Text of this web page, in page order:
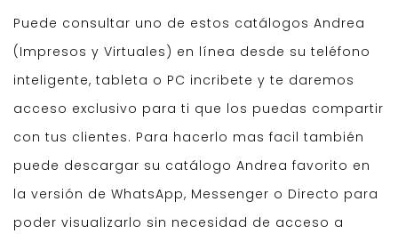
Puede consultar uno de estos catálogos Andrea
(Impresos y Virtuales) en línea desde su teléfono
inteligente, tableta o PC incribete y te daremos
acceso exclusivo para ti que los puedas compartir
con tus clientes. Para hacerlo mas facil también
puede descargar su catálogo Andrea favorito en
la versión de WhatsApp, Messenger o Directo para
poder visualizarlo sin necesidad de acceso a